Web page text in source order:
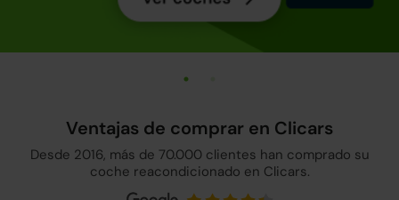
Ventajas de comprar en Clicars
Desde 2016, más de 70.000 clientes han comprado su
coche reacondicionado en Clicars.